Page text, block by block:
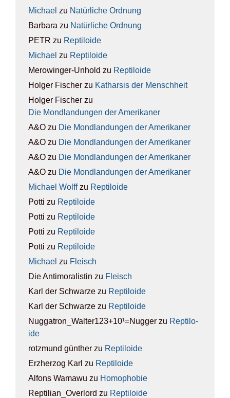
Michael zu Natür­li­che Ord­nung
Barbara zu Natür­li­che Ord­nung
PETR zu Rep­ti­lo­ide
Michael zu Rep­ti­lo­ide
Merowinger-Unhold zu Rep­ti­lo­ide
Holger Fischer zu Kathar­sis der Mensch­heit
Holger Fischer zu
Die Mond­lan­dun­gen der Ame­ri­ka­ner
A&O zu Die Mond­lan­dun­gen der Ame­ri­ka­ner
A&O zu Die Mond­lan­dun­gen der Ame­ri­ka­ner
A&O zu Die Mond­lan­dun­gen der Ame­ri­ka­ner
A&O zu Die Mond­lan­dun­gen der Ame­ri­ka­ner
Michael Wolffzu Rep­ti­lo­ide
Potti zu Rep­ti­lo­ide
Potti zu Rep­ti­lo­ide
Potti zu Rep­ti­lo­ide
Potti zu Rep­ti­lo­ide
Michael zu Fleisch
Die Antimoralistin zu Fleisch
Karl der Schwarze zu Rep­ti­lo­ide
Karl der Schwarze zu Rep­ti­lo­ide
Nuggatron_Walter123+10¹=Nugger zu Rep­ti­lo­
ide
rotzmund günther zu Rep­ti­lo­ide
Erzherzog Karl zu Rep­ti­lo­ide
Alfons Wamawu zu Homo­pho­bie
Reptilian_Overlord zu Rep­ti­lo­ide